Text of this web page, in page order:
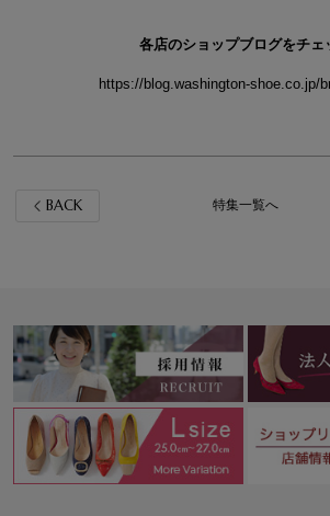
各店のショップブログをチェ
https://blog.washington-shoe.co.jp/
BACK 特集一覧へ